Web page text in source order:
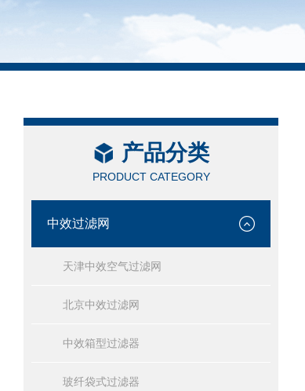
产品分类
PRODUCT CATEGORY
中效过滤网
天津中效空气过滤网
北京中效过滤网
中效箱型过滤器
玻纤袋式过滤器